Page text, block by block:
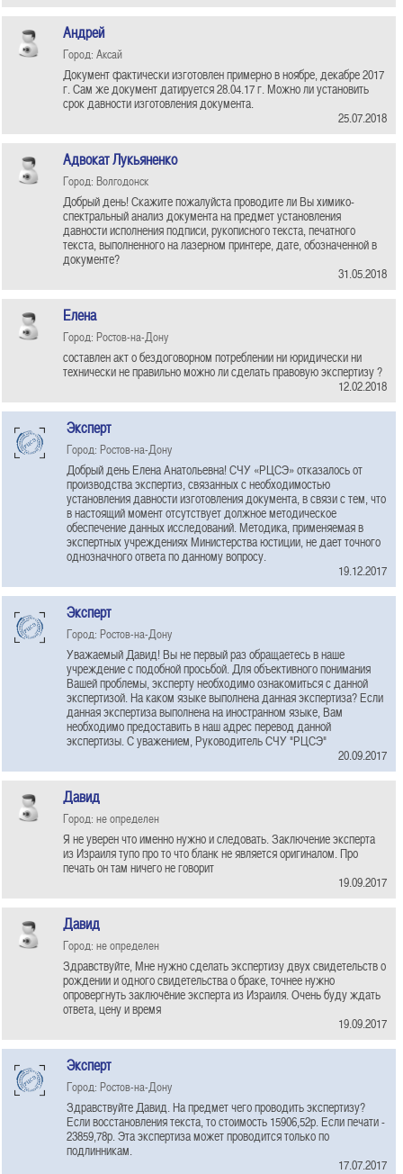
Андрей
Город: Аксай
Документ фактически изготовлен примерно в ноябре, декабре 2017
г. Сам же документ датируется 28.04.17 г. Можно ли установить
срок давности изготовления документа.
25.07.2018
Адвокат Лукьяненко
Город: Волгодонск
Добрый день! Скажите пожалуйста проводите ли Вы химико-
спектральный анализ документа на предмет установления
давности исполнения подписи, рукописного текста, печатного
текста, выполненного на лазерном принтере, дате, обозначенной в
документе?
31.05.2018
Елена
Город: Ростов-на-Дону
составлен акт о бездоговорном потреблении ни юридически ни
технически не правильно можно ли сделать правовую экспертизу ?
12.02.2018
Эксперт
Город: Ростов-на-Дону
Добрый день Елена Анатольевна! СЧУ «РЦСЭ» отказалось от
производства экспертиз, связанных с необходимостью
установления давности изготовления документа, в связи с тем, что
в настоящий момент отсутствует должное методическое
обеспечение данных исследований. Методика, применяемая в
экспертных учреждениях Министерства юстиции, не дает точного
однозначного ответа по данному вопросу.
19.12.2017
Эксперт
Город: Ростов-на-Дону
Уважаемый Давид! Вы не первый раз обращаетесь в наше
учреждение с подобной просьбой. Для объективного понимания
Вашей проблемы, эксперту необходимо ознакомиться с данной
экспертизой. На каком языке выполнена данная экспертиза? Если
данная экспертиза выполнена на иностранном языке, Вам
необходимо предоставить в наш адрес перевод данной
экспертизы. С уважением, Руководитель СЧУ "РЦСЭ"
20.09.2017
Давид
Город: не определен
Я не уверен что именно нужно и следовать. Заключение эксперта
из Израиля тупо про то что бланк не является оригиналом. Про
печать он там ничего не говорит
19.09.2017
Давид
Город: не определен
Здравствуйте, Мне нужно сделать экспертизу двух свидетельств о
рождении и одного свидетельства о браке, точнее нужно
опровергнуть заключёние эксперта из Израиля. Очень буду ждать
ответа, цену и время
19.09.2017
Эксперт
Город: Ростов-на-Дону
Здравствуйте Давид. На предмет чего проводить экспертизу?
Если восстановления текста, то стоимость 15906,52р. Если печати -
23859,78р. Эта экспертиза может проводится только по
подлинникам.
17.07.2017